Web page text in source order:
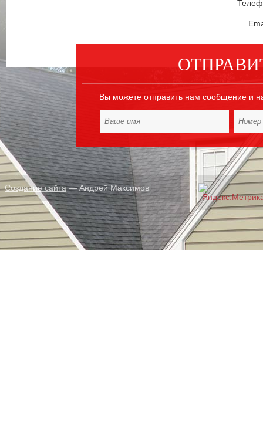
Вы можете отправить нам сообщение и
Создание сайта— Андрей Максимов